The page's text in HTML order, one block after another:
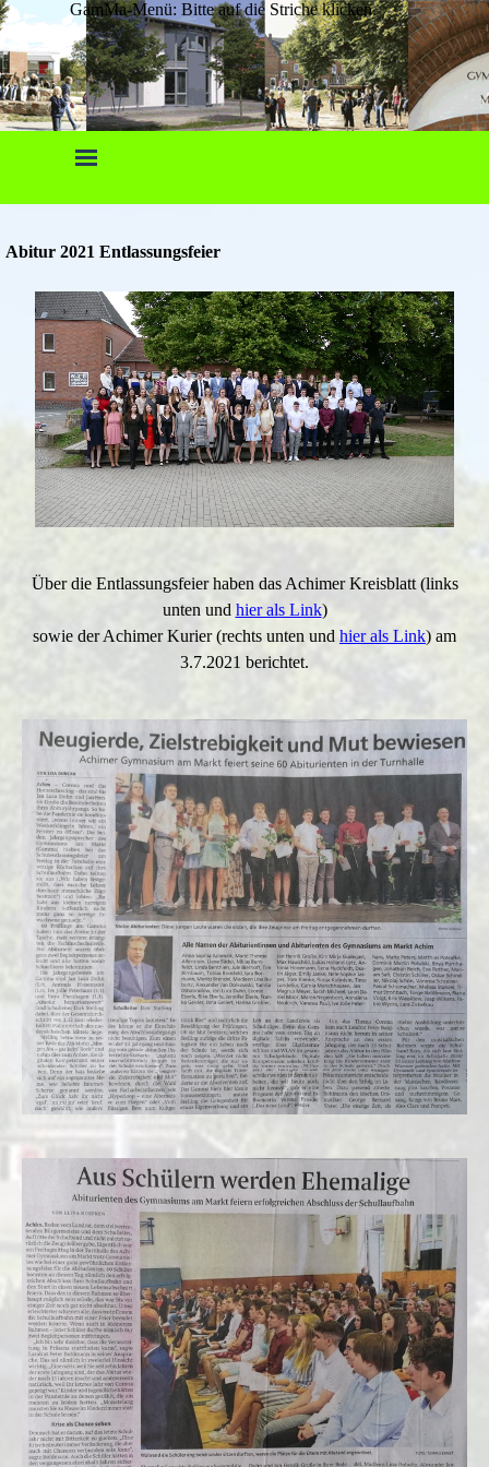
GamMa-Menü: Bitte auf die Striche klicken.
Abitur 2021 Entlassungsfeier
Über die Entlassungsfeier haben das Achimer Kreisblatt (links
unten und hier als Link)
sowie der Achimer Kurier (rechts unten und hier als Link) am
3.7.2021 berichtet.